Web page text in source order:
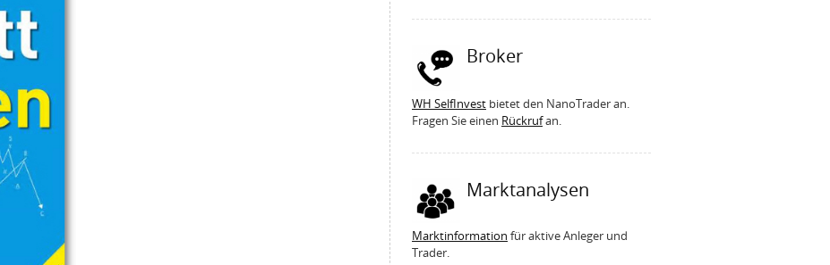
Broker
WH SelfInvest bietet den NanoTrader an.
Fragen Sie einen Rückrufan.
Marktanalysen
Marktinformation für aktive Anleger und
Trader.